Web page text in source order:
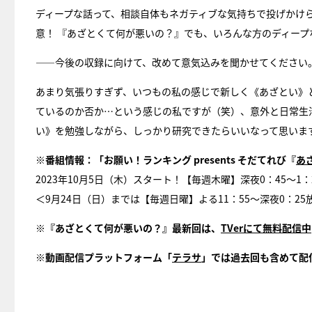
ディープな話って、相談自体もネガティブな気持ちで投げか
意！ 『あざとくて何が悪いの？』でも、いろんな方のディー
――今後の収録に向けて、改めて意気込みを聞かせてください
あまり気張りすぎず、いつもの私の感じで新しく《あざとい
ているのか否か…という感じの私ですが（笑）、意外と日常
い》を勉強しながら、しっかり研究できたらいいなって思いま
※番組情報：「お願い！ランキング presents そだてれび『あ
2023年10月5日（木）スタート！【毎週木曜】深夜0：45～1
＜9月24日（日）までは【毎週日曜】よる11：55～深夜0：
※『あざとくて何が悪いの？』最新回は、 TVerにて無料配信中
※動画配信プラットフォーム「テラサ 」では過去回も含めて配